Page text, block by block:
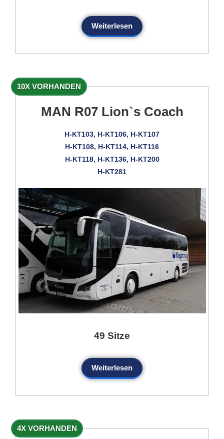
Weiterlesen
10X VORHANDEN
MAN R07 Lion`s Coach
H-KT103, H-KT106, H-KT107
H-KT108, H-KT114, H-KT116
H-KT118, H-KT136, H-KT200
H-KT281
49 Sitze
Weiterlesen
4X VORHANDEN